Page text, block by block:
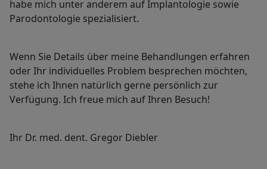
habe mich unter anderem auf Implantologie sowie
Parodontologie spezialisiert.
Wenn Sie Details über meine Behandlungen erfahren
oder Ihr individuelles Problem besprechen möchten,
stehe ich Ihnen natürlich gerne persönlich zur
Verfügung. Ich freue mich auf Ihren Besuch!
Ihr Dr. med. dent. Gregor Diebler